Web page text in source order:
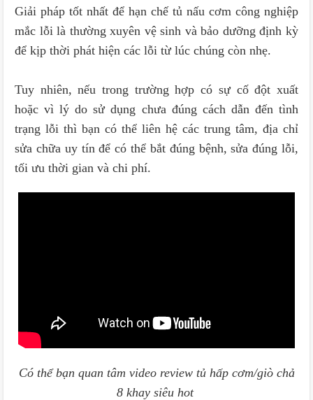
Giải pháp tốt nhất để hạn chế tủ nấu cơm công nghiệp
mắc lỗi là thường xuyên vệ sinh và bảo dưỡng định kỳ
để kịp thời phát hiện các lỗi từ lúc chúng còn nhẹ.
Tuy nhiên, nếu trong trường hợp có sự cố đột xuất
hoặc vì lý do sử dụng chưa đúng cách dẫn đến tình
trạng lỗi thì bạn có thể liên hệ các trung tâm, địa chỉ
sửa chữa uy tín để có thể bắt đúng bệnh, sửa đúng lỗi,
tối ưu thời gian và chi phí.
Có thể bạn quan tâm video review tủ hấp cơm/giò chả
8 khay siêu hot